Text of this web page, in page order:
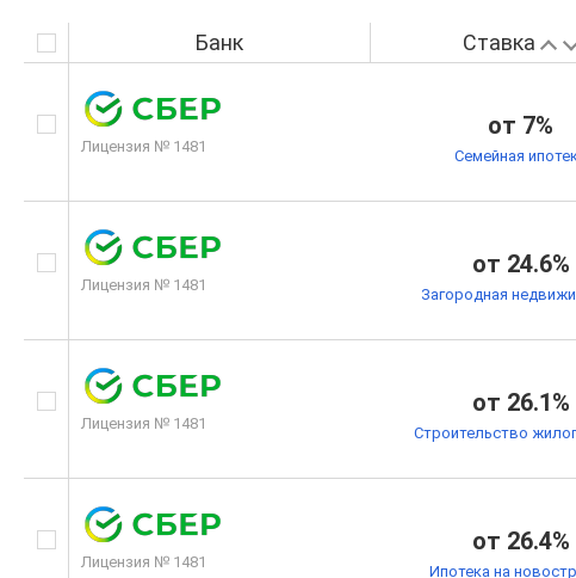
Банк Ставка
Лицензия № 1481
от 7%
Семейная
Лицензия № 1481
от 24.6%
Загородная
Лицензия № 1481
от 26.1%
Строительство
Лицензия № 1481
от 26.4%
Ипотека на